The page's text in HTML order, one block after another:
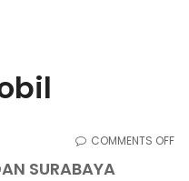
COMMENTS OFFON
SURABAYA